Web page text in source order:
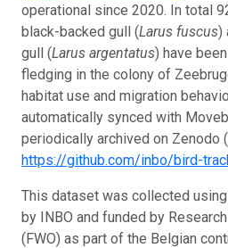
operational since 2020. In total
black-backed gull (Larus fuscus)
gull (Larus argentatus) have
fledging in the colony of
habitat use and migration
automatically synced with
periodically archived on Zenodo
https://github.com/inbo/bird-
This dataset was collected
by INBO and funded by
(FWO) as part of the Belgian